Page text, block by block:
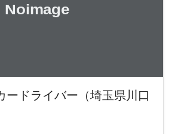
ードライバー（埼玉県川口